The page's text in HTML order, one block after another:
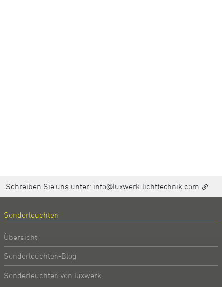
Schreiben Sie uns unter: info@luxwerk-lichttechnik.com
Sonderleuchten
Übersicht
Sonderleuchten-Blog
Sonderleuchten von luxwerk